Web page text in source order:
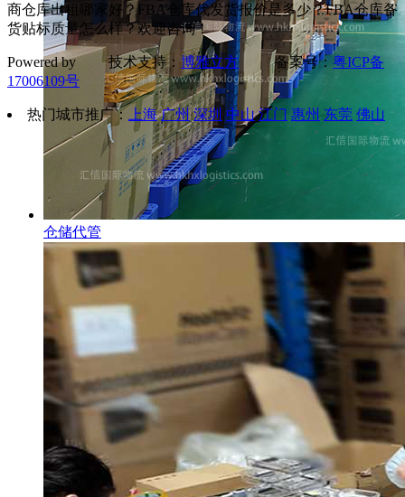
仓储代管
商仓库出租哪家好？FBA仓库代发货报价是多少？FBA仓库备
货贴标质量怎么样？欢迎咨询！
Powered by 技术支持： 博雅立方备案号： 粤ICP备
17006109号
热门城市推广： 上海 广州 深圳 中山 江门 惠州 东莞 佛山